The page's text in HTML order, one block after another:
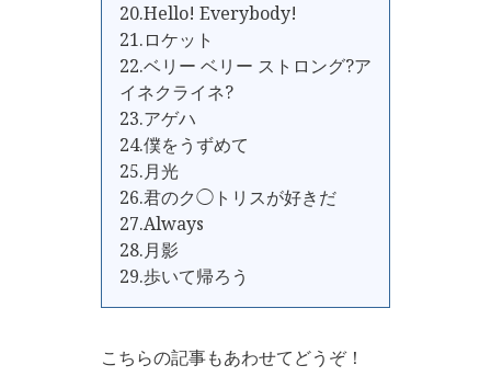
20.Hello! Everybody!
21.ロケット
22.ベリー ベリー ストロング?ア
イネクライネ?
23.アゲハ
24.僕をうずめて
25.月光
26.君のク◯トリスが好きだ
27.Always
28.月影
29.歩いて帰ろう
こちらの記事もあわせてどうぞ！